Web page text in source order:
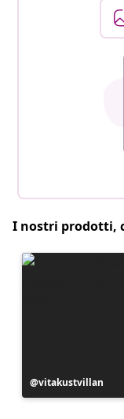
I nostri prodotti,
Post
pubblicato
vitakustvillan